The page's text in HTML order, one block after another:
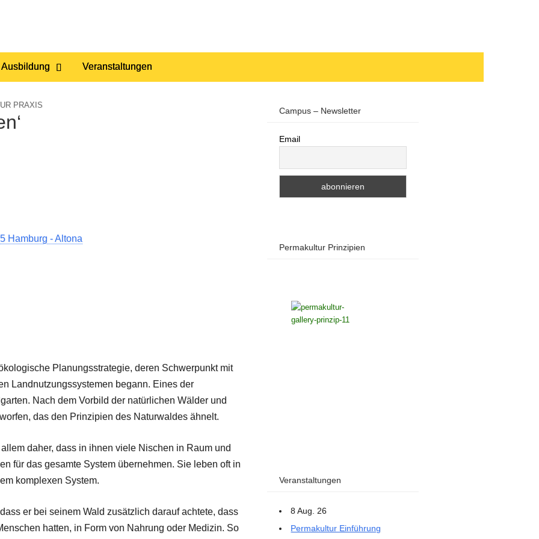
Veranstaltungen
PRAXIS
Hamburg - Altona
Planungsstrategie, deren Schwerpunkt mit
Landnutzungssystemen begann. Eines der
Nach dem Vorbild der natürlichen Wälder und
das den Prinzipien des Naturwaldes ähnelt.
daher, dass in ihnen viele Nischen in Raum und
für das gesamte System übernehmen. Sie leben oft in
komplexen System.
er bei seinem Wald zusätzlich darauf achtete, dass
hatten, in Form von Nahrung oder Medizin. So
Campus – Newsletter
Email
Permakultur Prinzipien
Veranstaltungen
8 Aug. 26
Permakultur Einführung